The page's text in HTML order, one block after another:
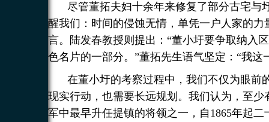
尽管董拓夫妇十余年来修复了部分古宅与
醒我们：时间的侵蚀无情，单凭一户人家的
言。陆发春教授则提出：“董小圩要争取纳入
色名片的一部分。”董拓先生语气坚定：“我
在董小圩的考察过程中，我们不仅为眼前
现实行动，也需要长远规划。我们认为，至
军中最早升任提镇的将领之一，自1865年起